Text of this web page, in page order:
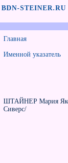
BDN-STEINER.RU
Главная
Именной указатель
ШТАЙНЕР Мария
Сиверс/